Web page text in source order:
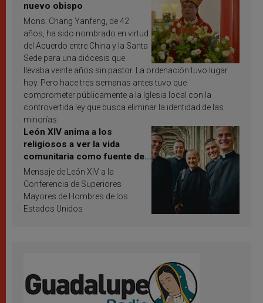
nuevo obispo
Mons. Chang Yanfeng, de 42
años, ha sido nombrado en virtud
del Acuerdo entre China y la Santa
Sede para una diócesis que
llevaba veinte años sin pastor. La ordenación tuvo lugar
hoy. Pero hace tres semanas antes tuvo que
comprometer públicamente a la Iglesia local con la
controvertida ley que busca eliminar la identidad de las
minorías.
León XIV anima a los
religiosos a ver la vida
comunitaria como fuente de
inspiración y santificación
Mensaje de León XIV a la
Conferencia de Superiores
Mayores de Hombres de los
Estados Unidos